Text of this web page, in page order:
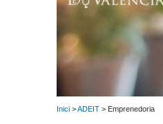
Inici >ADEIT > Emprenedoria